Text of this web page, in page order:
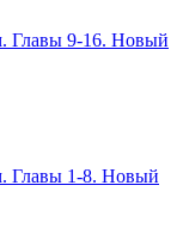
Главы 9-16. Новый
Главы 1-8. Новый